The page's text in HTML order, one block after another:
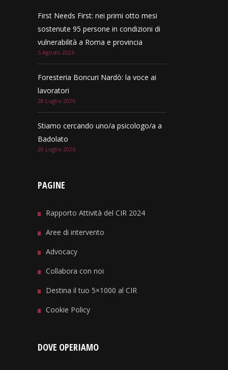
First Needs First: nei primi otto mesi
sostenute 95 persone in condizioni di
vulnerabilità a Roma e provincia
5 Agosto 2026
Foresteria Boncuri Nardò: la voce ai
lavoratori
28 Luglio 2026
Stiamo cercando uno/a psicologo/a a
Badolato
20 Luglio 2026
PAGINE
Rapporto Attività del CIR 2024
Aree di intervento
Advocacy
Collabora con noi
Destina il tuo 5×1000 al CIR
Cookie Policy
DOVE OPERIAMO